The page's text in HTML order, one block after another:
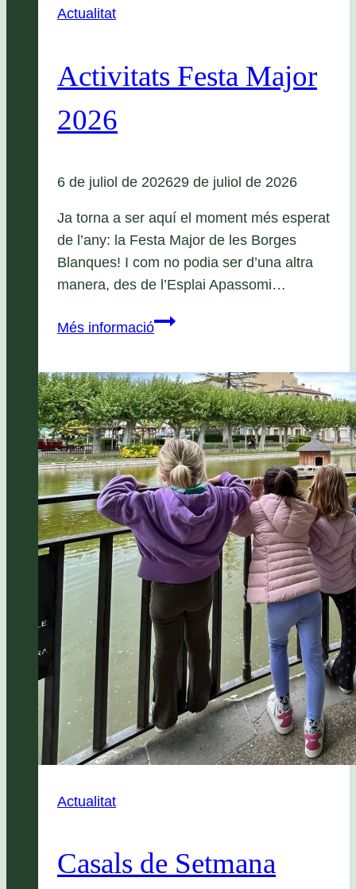
Actualitat
Activitats Festa Major
2026
6 de juliol de 202629 de juliol de 2026
Ja torna a ser aquí el moment més esperat
de l’any: la Festa Major de les Borges
Blanques! I com no podia ser d’una altra
manera, des de l’Esplai Apassomi…
Més informacióActivitats
2026
Actualitat
Casals de Setmana